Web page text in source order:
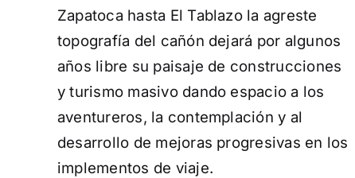
Zapatoca hasta El Tablazo la agreste
topografía del cañón dejará por algunos
años libre su paisaje de construcciones
y turismo masivo dando espacio a los
aventureros, la contemplación y al
desarrollo de mejoras progresivas en los
implementos de viaje.